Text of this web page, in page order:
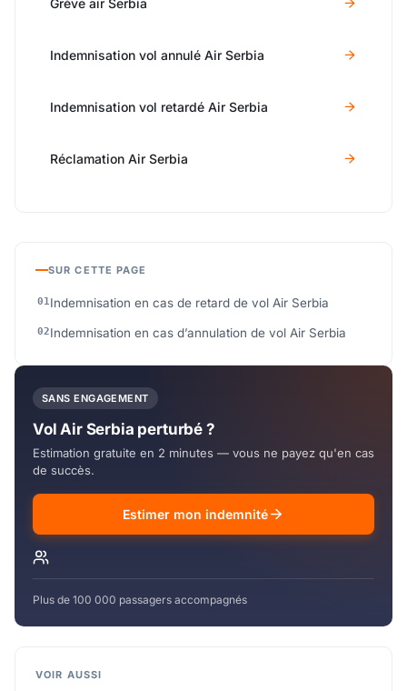
Grève air Serbia
Indemnisation vol annulé Air Serbia
Indemnisation vol retardé Air Serbia
Réclamation Air Serbia
SUR CETTE PAGE
Indemnisation en cas de retard de vol Air Serbia
Indemnisation en cas d’annulation de vol Air Serbia
SANS ENGAGEMENT
Vol Air Serbia perturbé ?
Estimation gratuite en 2 minutes — vous ne payez qu'en cas
de succès.
Estimer mon indemnité
Plus de 100 000 passagers accompagnés
VOIR AUSSI